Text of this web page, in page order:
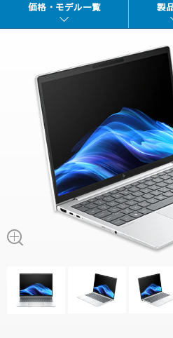
価格・モデル一覧 製